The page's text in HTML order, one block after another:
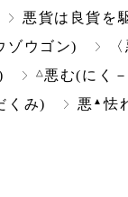
悪貨は良貨を
ゾウゴン)
△ 悪む(にく
くみ) 悪 ▲怯